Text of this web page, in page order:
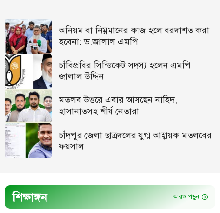
অনিয়ম বা নিম্নমানের কাজ হলে বরদাশত করা
হবেনা: ড.জালাল এমপি
চাঁবিপ্রবির সিন্ডিকেট সদস্য হলেন এমপি
জালাল উদ্দিন
মতলব উত্তরে এবার আসছেন নাহিদ,
হাসানাতসহ শীর্ষ নেতারা
চাঁদপুর জেলা ছাত্রদলের যুগ্ম আহ্বায়ক মতলবের
ফয়সাল
শিক্ষাঙ্গন আরও পড়ুন